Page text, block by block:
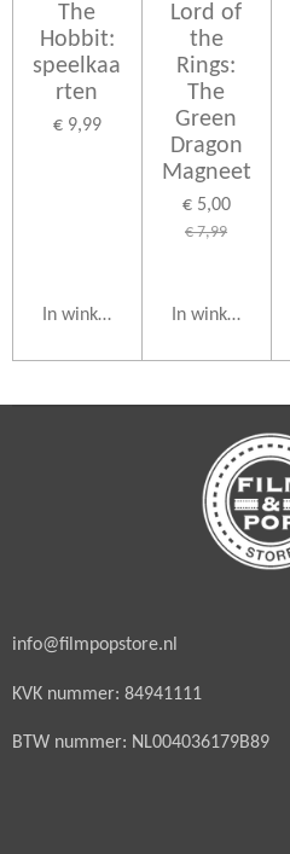
The
Hobbit:
speelkaa
rten
€ 9,99
In winkelwagen
Lord of
the
Rings:
The
Green
Dragon
Magneet
€ 5,00
€ 7,99
In winkelwagen
info@filmpopstore.nl
KVK nummer: 84941111
BTW nummer: NL004036179B89